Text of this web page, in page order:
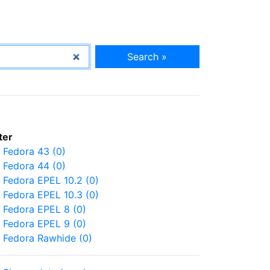
Search »
Fedora 43 (0)
Fedora 44 (0)
Fedora EPEL 10.2 (0)
Fedora EPEL 10.3 (0)
Fedora EPEL 8 (0)
Fedora EPEL 9 (0)
Fedora Rawhide (0)